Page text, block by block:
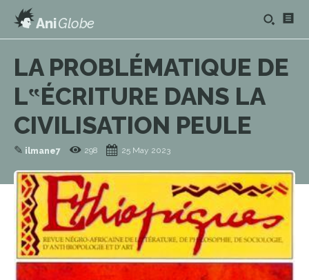
AniGlobe
LA PROBLÉMATIQUE DE
L‟ÉCRITURE DANS LA
CIVILISATION PEULE
✎ ilmane7 298 25 May 2023